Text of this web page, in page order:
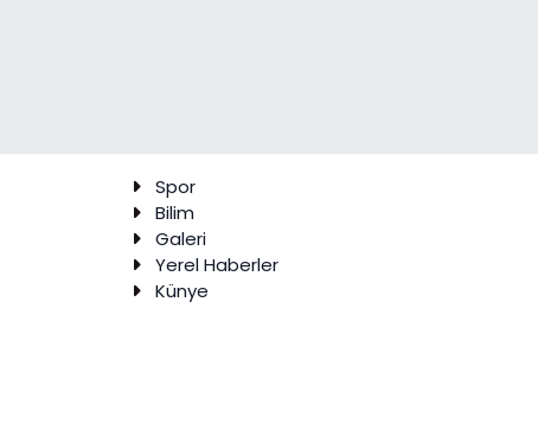
Spor
Bilim
Galeri
Yerel Haberler
Künye